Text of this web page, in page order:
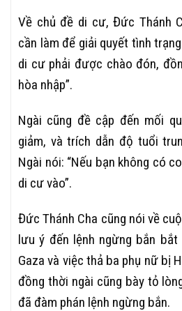
Về chủ đề di cư, Đức Thánh
cần làm để giải quyết tình
di cư phải được chào đón,
hòa nhập”.
Ngài cũng đề cập đến mối
giảm, và trích dẫn độ tuổi
Ngài nói: “Nếu bạn không có
di cư vào”.
Đức Thánh Cha cũng nói về
lưu ý đến lệnh ngừng bắn
Gaza và việc thả ba phụ nữ bị
đồng thời ngài cũng bày tỏ
đã đàm phán lệnh ngừng bắn.